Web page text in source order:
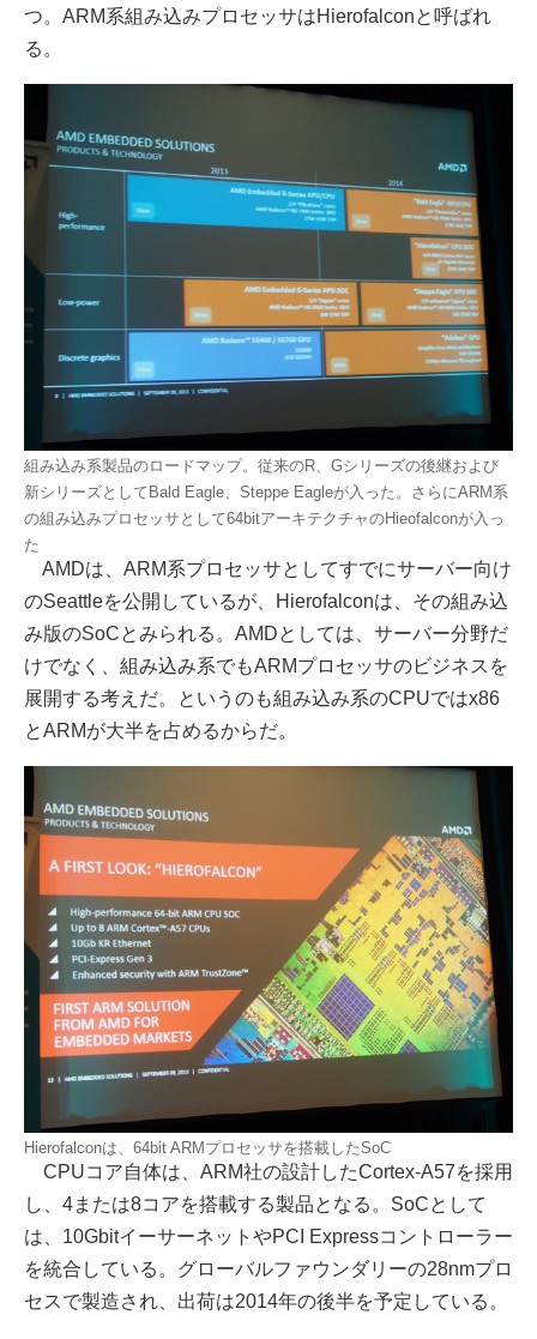
つ。ARM系組み込みプロセッサはHierofalconと呼ばれ
る。
組み込み系製品のロードマップ。従来のR、Gシリーズの後継および
新シリーズとしてBald Eagle、Steppe Eagleが入った。さらにARM系
の組み込みプロセッサとして64bitアーキテクチャのHieofalconが入っ
た
AMDは、ARM系プロセッサとしてすでにサーバー向け
のSeattleを公開しているが、Hierofalconは、その組み込
み版のSoCとみられる。AMDとしては、サーバー分野だ
けでなく、組み込み系でもARMプロセッサのビジネスを
展開する考えだ。というのも組み込み系のCPUではx86
とARMが大半を占めるからだ。
Hierofalconは、64bit ARMプロセッサを搭載したSoC
CPUコア自体は、ARM社の設計したCortex-A57を採用
し、4または8コアを搭載する製品となる。SoCとして
は、10GbitイーサーネットやPCI Expressコントローラー
を統合している。グローバルファウンダリーの28nmプロ
セスで製造され、出荷は2014年の後半を予定している。